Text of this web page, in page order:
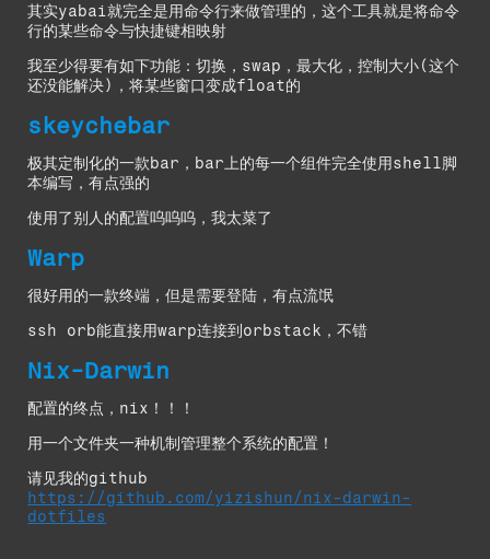
其实yabai就完全是用命令行来做管理的，这个工具就是将命令
行的某些命令与快捷键相映射
我至少得要有如下功能：切换，swap，最大化，控制大小(这个
还没能解决)，将某些窗口变成float的
skeychebar
极其定制化的一款bar，bar上的每一个组件完全使用shell脚
本编写，有点强的
使用了别人的配置呜呜呜，我太菜了
Warp
很好用的一款终端，但是需要登陆，有点流氓
ssh orb能直接用warp连接到orbstack，不错
Nix-Darwin
配置的终点，nix！！！
用一个文件夹一种机制管理整个系统的配置！
请见我的github
https://github.com/yizishun/nix-darwin-
dotfiles